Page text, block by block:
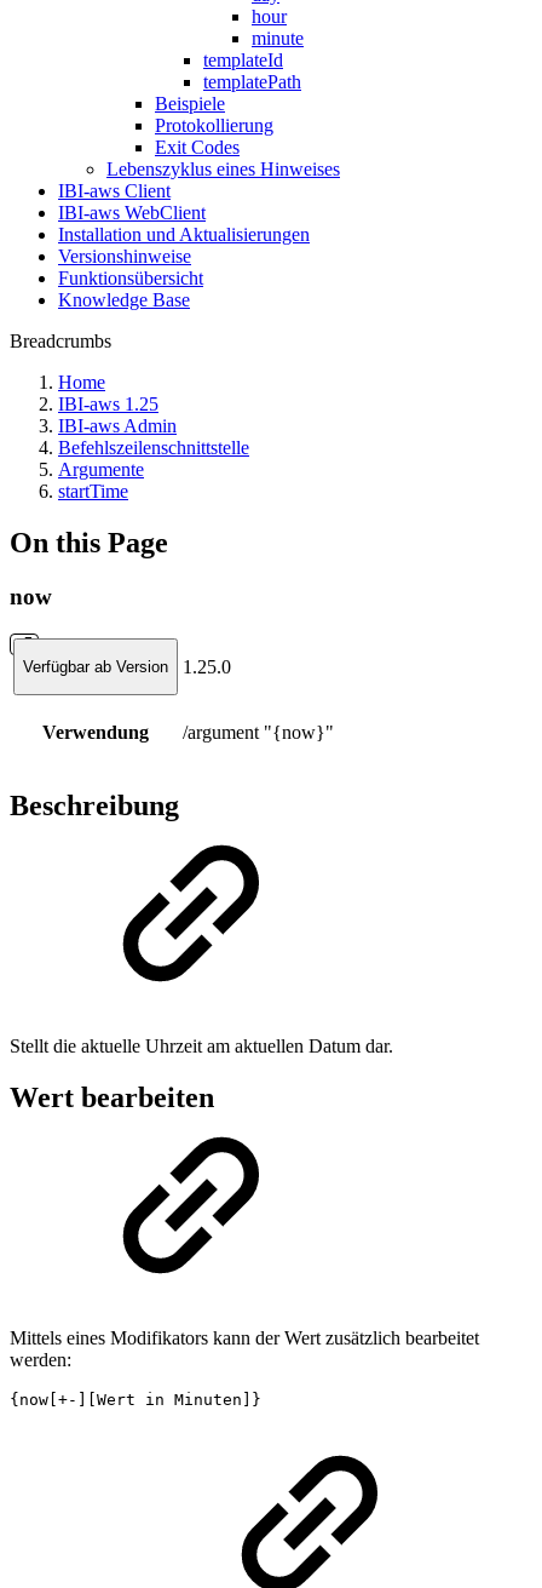
hour
minute
templateId
templatePath
Beispiele
Protokollierung
Exit Codes
Lebenszyklus eines Hinweises
IBI-aws Client
IBI-aws WebClient
Installation und Aktualisierungen
Versionshinweise
Funktionsübersicht
Knowledge Base
Breadcrumbs
Home
IBI-aws 1.25
IBI-aws Admin
Befehlszeilenschnittstelle
Argumente
startTime
On this Page
now
Verfügbar ab Version 1.25.0
Verwendung /argument "{now}"
Beschreibung
Stellt die aktuelle Uhrzeit am aktuellen Datum dar.
Wert bearbeiten
Mittels eines Modifikators kann der Wert zusätzlich bearbeitet
werden:
{now[+-][Wert in Minuten]}